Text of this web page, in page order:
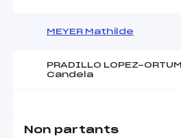
MEYER Mathilde
PRADILLO LOPEZ-ORTUM
Candela
Non partants